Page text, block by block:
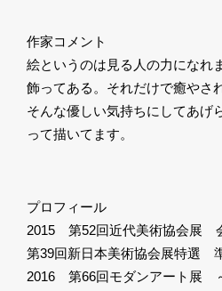
作家コメント
絵というのは見る人の力になれ
飾ってある。それだけで癒やさ
そんな優しい気持ちにしてあげ
って描いてます。
プロフィール
2015 第52回近代美術協会展
第39回新日本美術協会展特選
2016 第66回モダンアート展